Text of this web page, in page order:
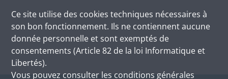
Ce site utilise des cookies techniques nécessaires à
son bon fonctionnement. Ils ne contiennent aucune
donnée personnelle et sont exemptés de
consentements (Article 82 de la loi Informatique et
Libertés).
Vous pouvez consulter les conditions générales